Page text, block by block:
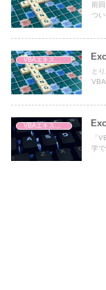
前
つ
と
VBAエキスパート
「
学